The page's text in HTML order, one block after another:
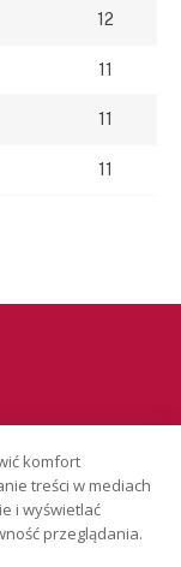
12
11
11
11
komfort
treści w mediach
i wyświetlać
przeglądania.